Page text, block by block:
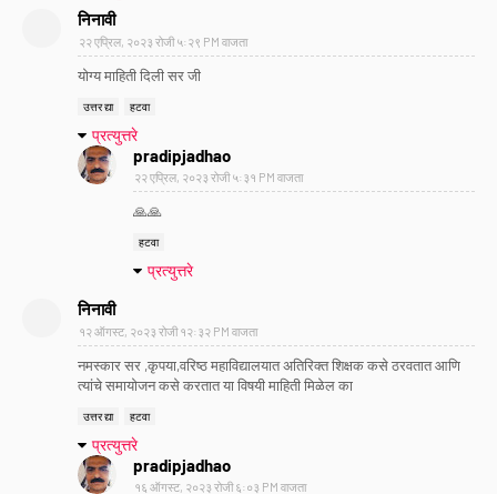
निनावी
२२ एप्रिल, २०२३ रोजी ५:२९ PM वाजता
योग्य माहिती दिली सर जी
उत्तर द्या हटवा
प्रत्युत्तरे
pradipjadhao
२२ एप्रिल, २०२३ रोजी ५:३१ PM वाजता
🙏🙏
हटवा
प्रत्युत्तरे
निनावी
१२ ऑगस्ट, २०२३ रोजी १२:३२ PM वाजता
नमस्कार सर ,कृपया,वरिष्ठ महाविद्यालयात अतिरिक्त शिक्षक कसे ठरवतात आणि
त्यांचे समायोजन कसे करतात या विषयी माहिती मिळेल का
उत्तर द्या हटवा
प्रत्युत्तरे
pradipjadhao
१६ ऑगस्ट, २०२३ रोजी ६:०३ PM वाजता